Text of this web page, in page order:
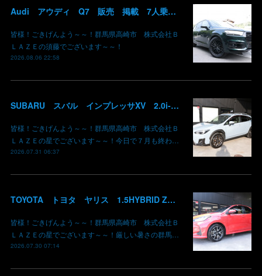
Audi アウディ Q7 販売 掲載 7人乗り リアモニター サンルーフ 車検整備2年付き 群馬 高崎
皆様！ごきげんよう～～！群馬県高崎市 株式会社Ｂ
ＬＡＺＥの須藤でございます～～！
2026.08.06 22:58
SUBARU スバル インプレッサXV 2.0i-L EyeSight AWD 御納車 GT7 群馬県高崎市 株式会社BLAZE
皆様！ごきげんよう～～！群馬県高崎市 株式会社Ｂ
ＬＡＺＥの星でございます～～！今日で７月も終わ…
2026.07.31 06:37
TOYOTA トヨタ ヤリス 1.5HYBRID Z 御納車 MXPH10 コーラルクリスタルシャイン 3U7 群馬県高崎市 株式会社BLAZE
皆様！ごきげんよう～～！群馬県高崎市 株式会社Ｂ
ＬＡＺＥの星でございます～～！厳しい暑さの群馬…
2026.07.30 07:14